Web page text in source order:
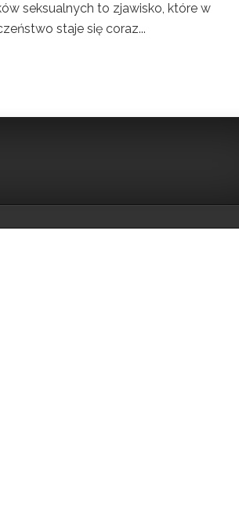
seksualnych to zjawisko, które w
staje się coraz...